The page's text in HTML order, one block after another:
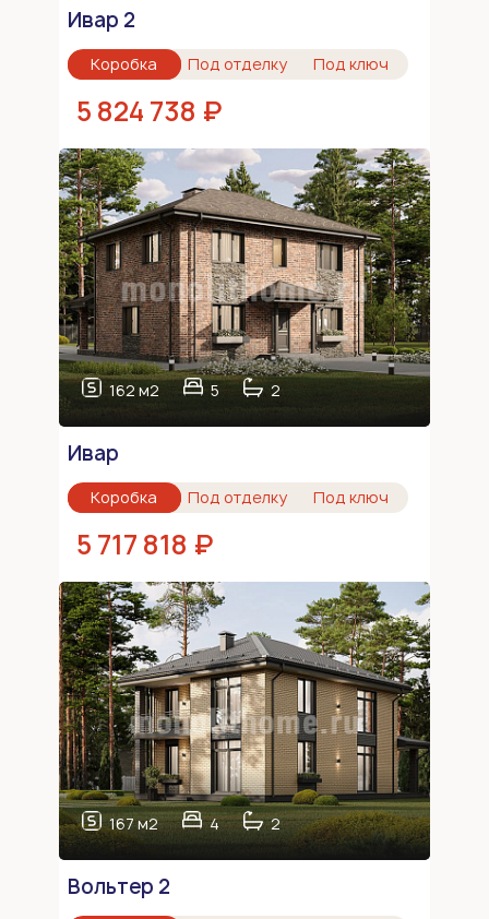
Ивар 2
Коробка Под отделку Под ключ
5 824 738 ₽
162 м2 5 2
Ивар
Коробка Под отделку Под ключ
5 717 818 ₽
167 м2 4 2
Вольтер 2